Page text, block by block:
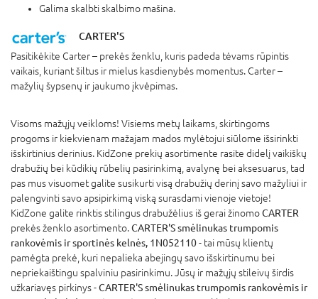
Galima skalbti skalbimo mašina.
CARTER'S
Pasitikėkite Carter – prekės ženklu, kuris padeda tėvams rūpintis
vaikais, kuriant šiltus ir mielus kasdienybės momentus. Carter –
mažylių šypsenų ir jaukumo įkvėpimas.
Visoms mažųjų veikloms! Visiems metų laikams, skirtingoms
progoms ir kiekvienam mažajam mados mylėtojui siūlome išsirinkti
išskirtinius derinius. KidZone prekių asortimente rasite didelį vaikiškų
drabužių bei kūdikių rūbelių pasirinkimą, avalynę bei aksesuarus, tad
pas mus visuomet galite susikurti visą drabužių derinį savo mažyliui ir
palengvinti savo apsipirkimą viską surasdami vienoje vietoje!
KidZone galite rinktis stilingus drabužėlius iš gerai žinomoCARTER
prekės ženklo asortimento.CARTER'S smėlinukas trumpomis
rankovėmis ir sportinės kelnės, 1N052110- tai mūsų klientų
pamėgta prekė, kuri nepalieka abejingų savo išskirtinumu bei
nepriekaištingu spalviniu pasirinkimu. Jūsų ir mažųjų stileivų širdis
užkariavęs pirkinys -CARTER'S smėlinukas trumpomis rankovėmis ir